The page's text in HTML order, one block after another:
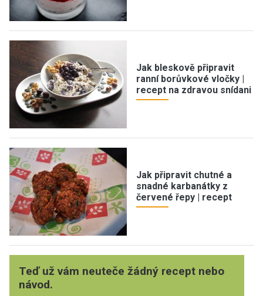
Jak bleskově připravit
ranní borůvkové vločky |
recept na zdravou snídani
Jak připravit chutné a
snadné karbanátky z
červené řepy | recept
Teď už vám neuteče žádný recept nebo
návod.